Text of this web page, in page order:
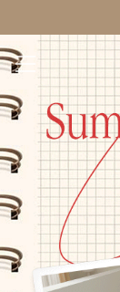
NEW 7% BEST